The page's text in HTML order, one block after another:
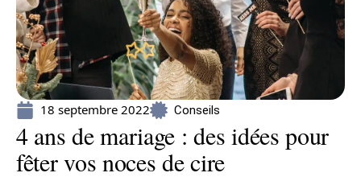
18 septembre 2022 Conseils
4 ans de mariage : des idées pour
fêter vos noces de cire